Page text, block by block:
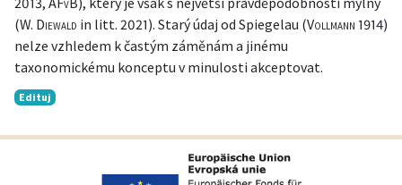
(W. Diewald in litt. 2021). Starý údaj od Spiegelau (Vollmann 1914)
nelze vzhledem k častým záměnám a jinému
taxonomickému konceptu v minulosti akceptovat.
Edituj